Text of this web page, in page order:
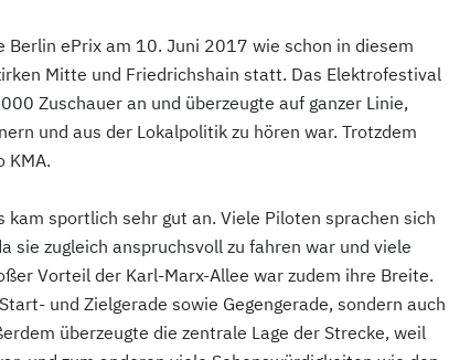
ePrix am 10. Juni 2017 wie schon in diesem
Mitte und Friedrichshain statt. Das Elektrofestival
Zuschauer an und überzeugte auf ganzer Linie,
und aus der Lokalpolitik zu hören war. Trotzdem
KMA.
sportlich sehr gut an. Viele Piloten sprachen sich
sie zugleich anspruchsvoll zu fahren war und viele
Vorteil der Karl-Marx-Allee war zudem ihre Breite.
und Zielgerade sowie Gegengerade, sondern auch
überzeugte die zentrale Lage der Strecke, weil